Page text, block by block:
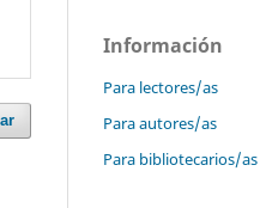
Información
Para lectores/as
Para autores/as
Para bibliotecarios/as